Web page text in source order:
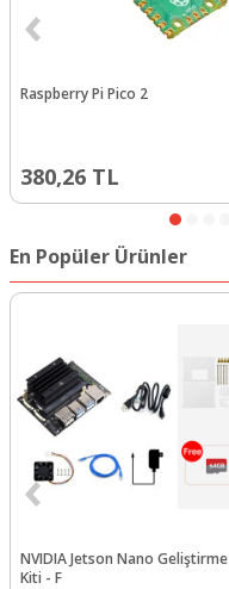
Raspberry Pi Pico 2
380,26 TL
En Popüler Ürünler
NVIDIA Jetson Nano Geliştirme
Kiti - F